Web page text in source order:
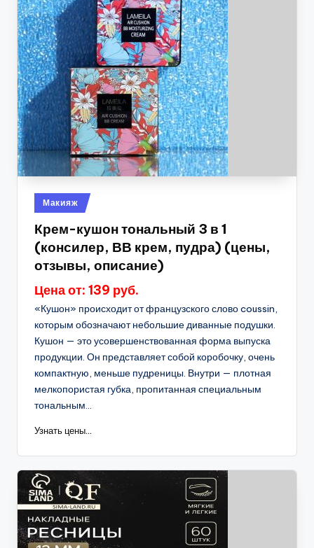
Опубликовано
в
Макияж
Крем-кушон тональный 3 в 1
(консилер, ВВ крем, пудра) (цены,
отзывы, описание)
Цена от: 139 руб.
«Кушон» происходит от французского слово coussin,
которым обозначают небольшие диванные подушки.
Кушон — это усовершенствованная форма выпуска
продукции. Он представляет собой коробочку, очень
компактную, меньше пудреницы. Внутри — плотная
мелкопористая губка, пропитанная специальным
тональным...
Узнать цены...